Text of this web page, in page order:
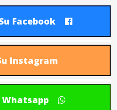
Facebook
Instagram
Whatsapp